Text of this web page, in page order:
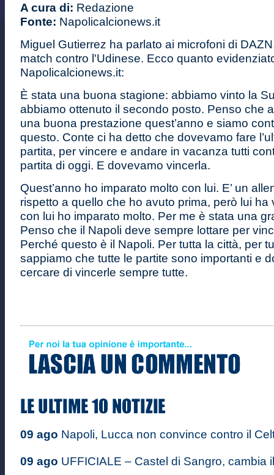
A cura di: Redazione
Fonte: Napolicalcionews.it
Miguel Gutierrez ha parlato ai microfoni di
match contro l'Udinese. Ecco quanto
Napolicalcionews.it:
È stata una buona stagione: abbiamo vinto la
abbiamo ottenuto il secondo posto. Penso che
una buona prestazione quest’anno e siamo
questo. Conte ci ha detto che dovevamo fare
partita, per vincere e andare in vacanza tutti
partita di oggi. E dovevamo vincerla.
Quest’anno ho imparato molto con lui. E’ un
rispetto a quello che ho avuto prima, però lui ha
con lui ho imparato molto. Per me è stata una
Penso che il Napoli deve sempre lottare per
Perché questo è il Napoli. Per tutta la città, per
sappiamo che tutte le partite sono importanti e
cercare di vincerle sempre tutte.
09 ago Napoli, Lucca non convince contro il
09 ago UFFICIALE – Castel di Sangro, cambia